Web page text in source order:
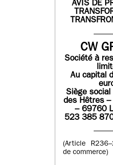
AVIS DE
CW
Société à
Au capital
Siège
des Hêtres
– 69760
523 385 870
(Article
de commerce)